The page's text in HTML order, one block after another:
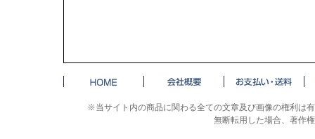
※当サイト内の商品に関わる全ての文章及び画像の権利は
無断転用した場合、著作